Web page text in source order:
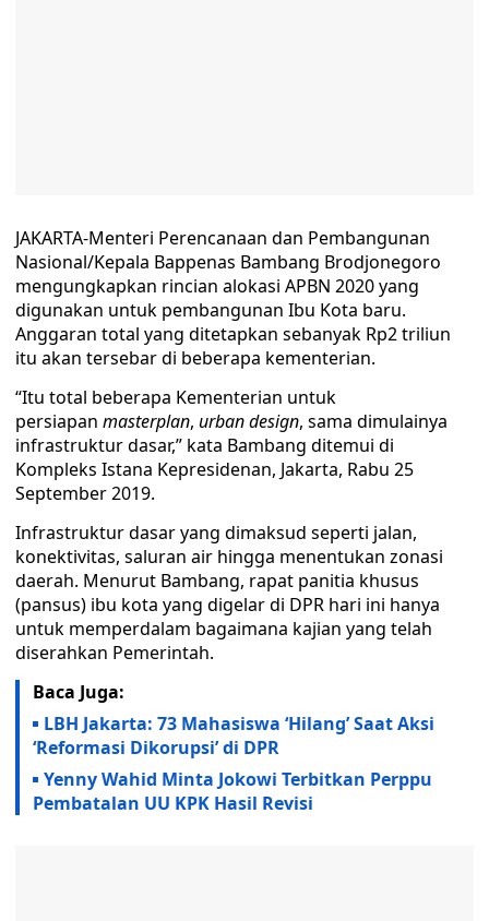
JAKARTA-Menteri Perencanaan dan Pembangunan
Nasional/Kepala Bappenas Bambang Brodjonegoro
mengungkapkan rincian alokasi APBN 2020 yang
digunakan untuk pembangunan Ibu Kota baru.
Anggaran total yang ditetapkan sebanyak Rp2 triliun
itu akan tersebar di beberapa kementerian.
“Itu total beberapa Kementerian untuk
persiapan masterplan, urban design, sama dimulainya
infrastruktur dasar,” kata Bambang ditemui di
Kompleks Istana Kepresidenan, Jakarta, Rabu 25
September 2019.
Infrastruktur dasar yang dimaksud seperti jalan,
konektivitas, saluran air hingga menentukan zonasi
daerah. Menurut Bambang, rapat panitia khusus
(pansus) ibu kota yang digelar di DPR hari ini hanya
untuk memperdalam bagaimana kajian yang telah
diserahkan Pemerintah.
Baca Juga:
LBH Jakarta: 73 Mahasiswa ‘Hilang’ Saat Aksi
‘Reformasi Dikorupsi’ di DPR
Yenny Wahid Minta Jokowi Terbitkan Perppu
Pembatalan UU KPK Hasil Revisi